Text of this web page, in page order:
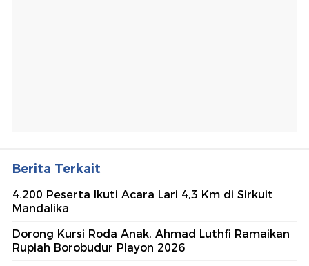
Berita Terkait
4.200 Peserta Ikuti Acara Lari 4,3 Km di Sirkuit
Mandalika
Dorong Kursi Roda Anak, Ahmad Luthfi Ramaikan
Rupiah Borobudur Playon 2026